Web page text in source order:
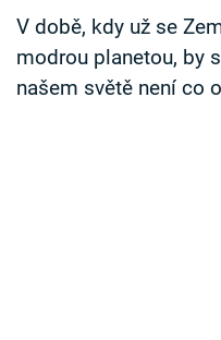
Sledujte nás
V době, kdy už se
modrou planetou, by
našem světě není co